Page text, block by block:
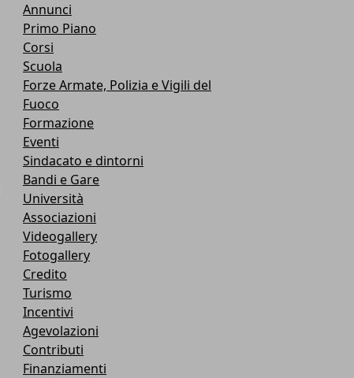
Annunci
Primo Piano
Corsi
Scuola
Forze Armate, Polizia e Vigili del
Fuoco
Formazione
Eventi
Sindacato e dintorni
Bandi e Gare
Università
Associazioni
Videogallery
Fotogallery
Credito
Turismo
Incentivi
Agevolazioni
Contributi
Finanziamenti